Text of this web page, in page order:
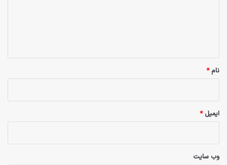
نام*
ایمیل*
وب‌ سایت